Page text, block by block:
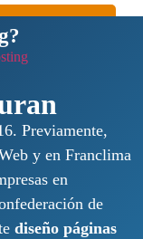
Previamente,
y en Franclima
en
de
diseño páginas